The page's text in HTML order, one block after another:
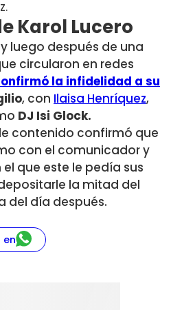
Karol Lucero
luego después de una
circularon en redes
la infidelidad a su
, con Ilaisa Henríquez,
DJ Isi Glock.
contenido confirmó que
con el comunicador y
el que este le pedía sus
la mitad del
del día después.
en